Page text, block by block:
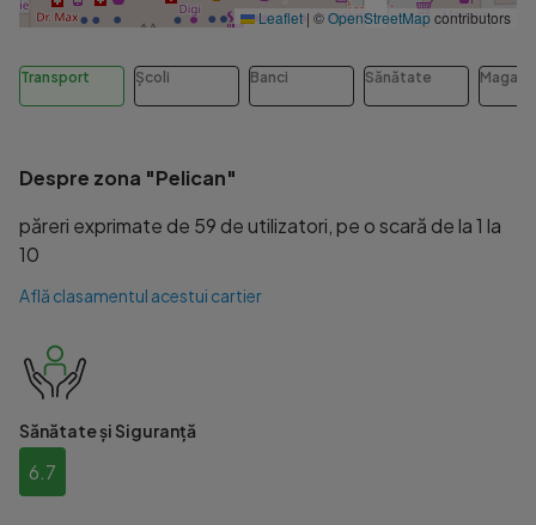
Leaflet | ©OpenStreetMapcontributors
Transport Școli Banci Sănătate
Despre zona "Pelican"
păreri exprimate de 59 de utilizatori, pe o scară de la 1 la
10
Află clasamentul acestui cartier
Sănătate și Siguranță
6.7